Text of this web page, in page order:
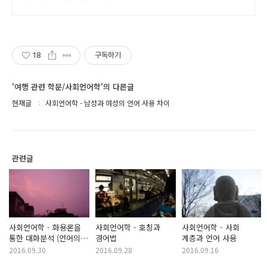
18 구독하기
'여행 관련 학문/사회언어학'의 다른글
현재글 사회언어학 - 남성과 여성의 언어 사용 차이
관련글
사회언어학 - 화용론을
통한 대화분석 (언어의
상호 작용 양상의
2016.09.30
사회언어학 - 호칭과
경어법
2016.09.28
사회언어학 - 사회
계층과 언어 사용
2016.09.16